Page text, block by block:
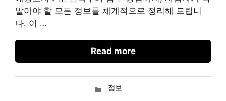
알아야 할 모든 정보를 체계적으로 정리해 드립니
다. 이 …
Read more
카정보